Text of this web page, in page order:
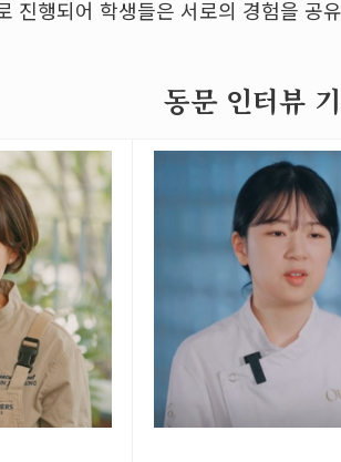
진행되어 학생들은 서로의 경험을 공
동문 인터뷰